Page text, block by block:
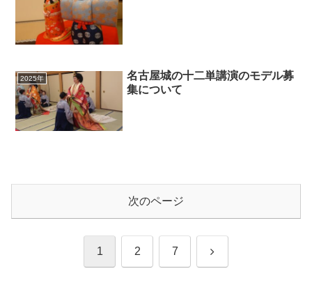
2025年
名古屋城の十二単講演のモデル募
集について
次のページ
1 2 7 次